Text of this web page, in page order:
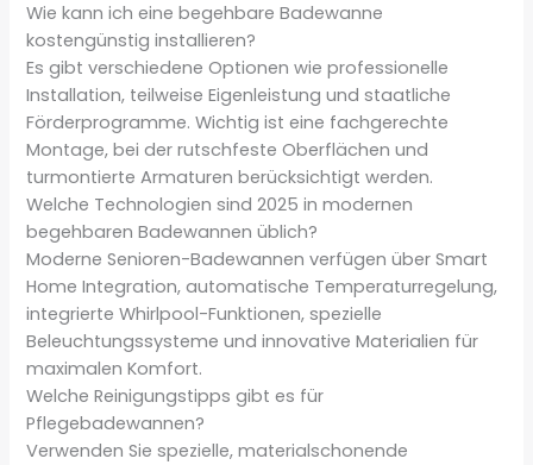
Wie kann ich eine begehbare Badewanne
kostengünstig installieren?
Es gibt verschiedene Optionen wie professionelle
Installation, teilweise Eigenleistung und staatliche
Förderprogramme. Wichtig ist eine fachgerechte
Montage, bei der rutschfeste Oberflächen und
turmontierte Armaturen berücksichtigt werden.
Welche Technologien sind 2025 in modernen
begehbaren Badewannen üblich?
Moderne Senioren-Badewannen verfügen über Smart
Home Integration, automatische Temperaturregelung,
integrierte Whirlpool-Funktionen, spezielle
Beleuchtungssysteme und innovative Materialien für
maximalen Komfort.
Welche Reinigungstipps gibt es für
Pflegebadewannen?
Verwenden Sie spezielle, materialschonende